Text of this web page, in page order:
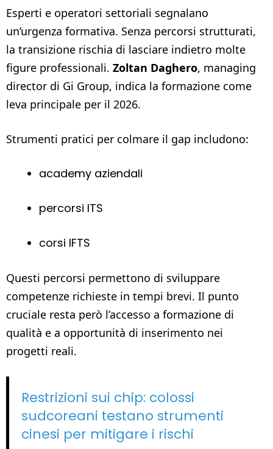
Esperti e operatori settoriali segnalano
un’urgenza formativa. Senza percorsi strutturati,
la transizione rischia di lasciare indietro molte
figure professionali. Zoltan Daghero, managing
director di Gi Group, indica la formazione come
leva principale per il 2026.
Strumenti pratici per colmare il gap includono:
academy aziendali
percorsi ITS
corsi IFTS
Questi percorsi permettono di sviluppare
competenze richieste in tempi brevi. Il punto
cruciale resta però l’accesso a formazione di
qualità e a opportunità di inserimento nei
progetti reali.
Restrizioni sui chip: colossi
sudcoreani testano strumenti
cinesi per mitigare i rischi